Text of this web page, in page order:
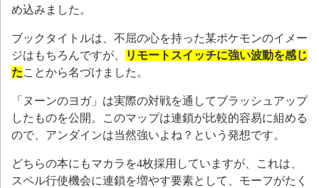
め込みました。
ブックタイトルは、不屈の心を持った某ポケモンのイメー
ジはもちろんですが、
リモートスイッチに強い波動を感じ
たことから名づけました。
「ヌーンのヨガ」は実際の対戦を通してブラッシュアップ
したものを公開。このマップは連鎖が比較的容易に組める
ので、アンダインは当然強いよね？という発想です。
どちらの本にもマカラを4枚採用していますが、これは、
スペル行使機会に連鎖を増やす要素として、モーフがたく